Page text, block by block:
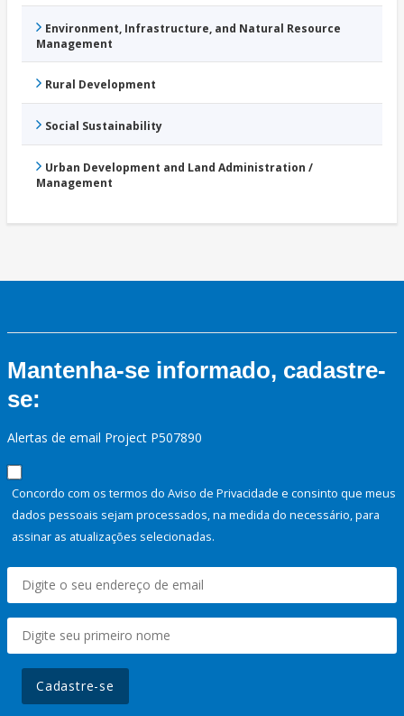
Environment, Infrastructure, and Natural Resource
Management
Rural Development
Social Sustainability
Urban Development and Land Administration /
Management
Mantenha-se informado, cadastre-
se:
Alertas de email Project P507890
Concordo com os termos do Aviso de Privacidade e consinto que meus
dados pessoais sejam processados, na medida do necessário, para
assinar as atualizações selecionadas.
Cadastre-se